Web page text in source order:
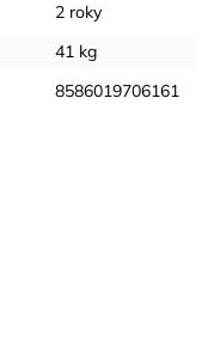
2 roky
41 kg
8586019706161